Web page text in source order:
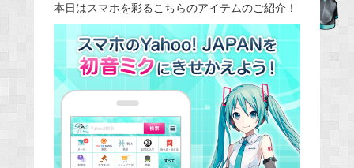
o
o
k
本日はスマホを彩るこちらのアイテムのご紹介！